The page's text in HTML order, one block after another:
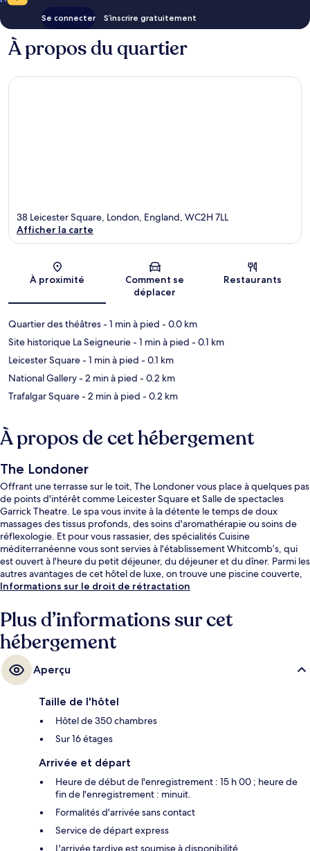
Se connecter S’inscrire gratuitement
À propos du quartier
Carte
38 Leicester Square, London, England, WC2H 7LL
Afficher la carte
À proximité
Comment se
déplacer
Restaurants
Quartier des théâtres- 1 min à pied - 0.0 km
Site historique La Seigneurie- 1 min à pied - 0.1 km
Leicester Square- 1 min à pied - 0.1 km
National Gallery- 2 min à pied - 0.2 km
Trafalgar Square- 2 min à pied - 0.2 km
À propos de cet hébergement
The Londoner
Offrant une terrasse sur le toit, The Londoner vous place à quelques pas
de points d'intérêt comme Leicester Square et Salle de spectacles
Garrick Theatre. Le spa vous invite à la détente le temps de doux
massages des tissus profonds, des soins d'aromathérapie ou soins de
réflexologie. Et pour vous rassasier, des spécialités Cuisine
méditerranéenne vous sont servies à l'établissement Whitcomb’s, qui
est ouvert à l'heure du petit déjeuner, du déjeuner et du dîner. Parmi les
autres avantages de cet hôtel de luxe, on trouve une piscine couverte,
un bar / salon et une salle de fitness, l'idéal pour des vacances sans
l'emplacement central. L'hébergement se situe à une très courte
distance à pied des transports publics : Station de métro Piccadilly
Circus se trouve à 4 min et Station de métro Leicester Square, à 4 min.
Informations sur le droit de rétractation
Plus d’informations sur cet
hébergement
Aperçu
Taille de l'hôtel
Hôtel de 350 chambres
Sur 16 étages
Arrivée et départ
Heure de début de l'enregistrement : 15 h 00 ; heure de
fin de l'enregistrement : minuit.
Formalités d'arrivée sans contact
Service de départ express
L'arrivée tardive est soumise à disponibilité